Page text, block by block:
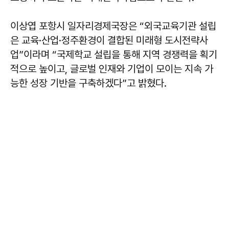
이상엽 포항시 일자리경제국장은 “외국교육기관 설립
은 교육·산업·정주환경이 결합된 미래형 도시전략사
업”이라며 “국제학교 설립을 통해 지역 경쟁력을 획기
적으로 높이고, 글로벌 인재와 기업이 모이는 지속 가
능한 성장 기반을 구축하겠다”고 밝혔다.